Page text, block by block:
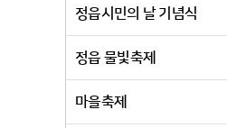
정읍시민의 날 기념식
정읍 물빛축제
마을축제